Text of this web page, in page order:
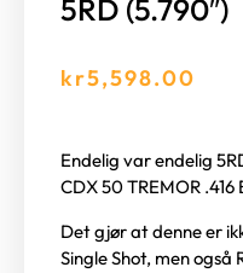
5RD (5.790″)
kr5,598.00
Endelig var endelig
CDX 50 TREMOR .416
Det gjør at denne er
Single Shot, men også